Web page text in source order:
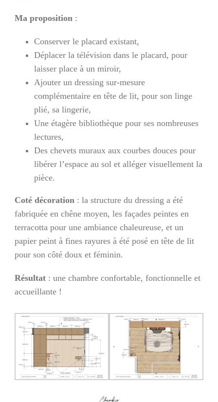
Ma proposition :
Conserver le placard existant,
Déplacer la télévision dans le placard, pour
laisser place à un miroir,
Ajouter un dressing sur-mesure
complémentaire en tête de lit, pour son linge
plié, sa lingerie,
Une étagère bibliothèque pour ses nombreuses
lectures,
Des chevets muraux aux courbes douces pour
libérer l’espace au sol et alléger visuellement la
pièce.
Coté décoration : la structure du dressing a été
fabriquée en chêne moyen, les façades peintes en
terracotta pour une ambiance chaleureuse, et un
papier peint à fines rayures à été posé en tête de lit
pour son côté doux et féminin.
Résultat : une chambre confortable, fonctionnelle et
accueillante !